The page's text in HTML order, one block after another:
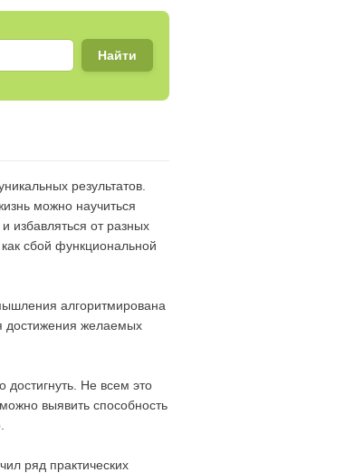
результатов.
можно научиться
избавляться от разных
сбой функциональной
алгоритмирована
достижения желаемых
Не всем это
выявить способность
ряд практических